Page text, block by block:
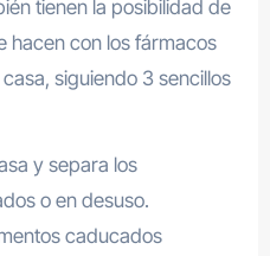
tienen la posibilidad de
hacen con los fármacos
siguiendo 3 sencillos
y separa los
o en desuso.
caducados